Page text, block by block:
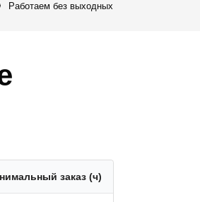
Работаем без выходных
заказ (ч)